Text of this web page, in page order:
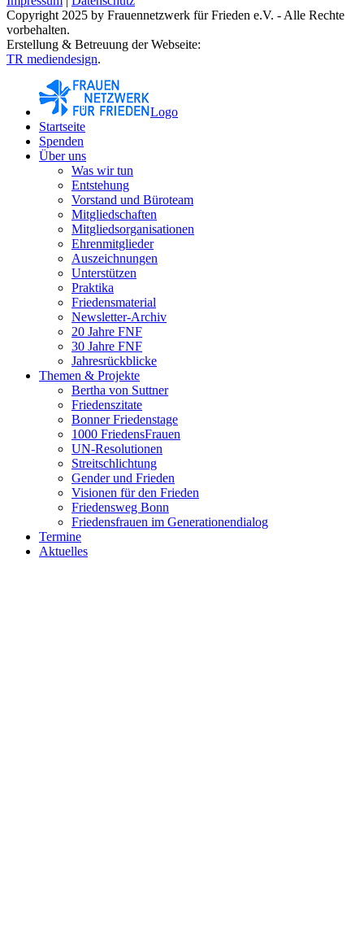
Copyright 2025 by Frauennetzwerk für Frieden e.V. - Alle Rechte
vorbehalten.
Erstellung & Betreuung der Webseite:
TR mediendesign.
Logo
Startseite
Spenden
Über uns
Was wir tun
Entstehung
Vorstand und Büroteam
Mitgliedschaften
Mitgliedsorganisationen
Ehrenmitglieder
Auszeichnungen
Unterstützen
Praktika
Friedensmaterial
Newsletter-Archiv
20 Jahre FNF
30 Jahre FNF
Jahresrückblicke
Themen & Projekte
Bertha von Suttner
Friedenszitate
Bonner Friedenstage
1000 FriedensFrauen
UN-Resolutionen
Streitschlichtung
Gender und Frieden
Visionen für den Frieden
Friedensweg Bonn
Friedensfrauen im Generationendialog
Termine
Aktuelles